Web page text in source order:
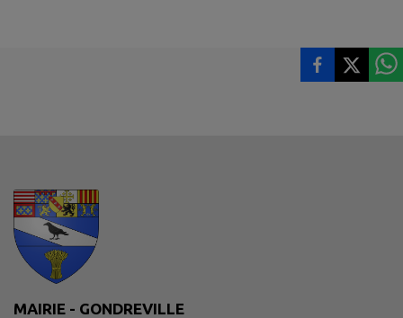
MAIRIE - GONDREVILLE